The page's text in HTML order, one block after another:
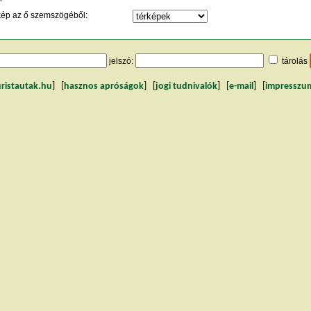
az ő szemszögéből:
jelszó: tárolás
hasznos apróságok jogi tudnivalók e-mail